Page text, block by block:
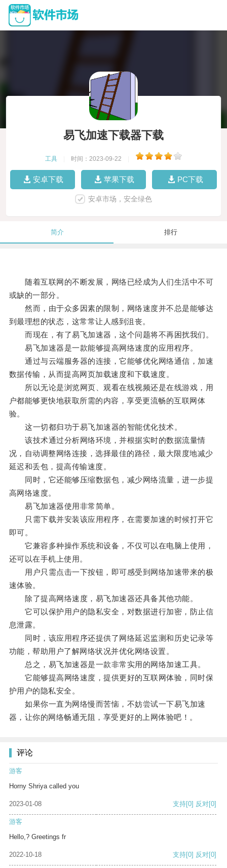
易飞加速下载器下载
工具 时间：2023-09-22
安卓下载 苹果下载 PC下载
安卓市场，安全绿色
简介 排行
随着互联网的不断发展，网络已经成为人们生活中不可
或缺的一部分。
然而，由于众多因素的限制，网络速度并不总是能够达
到最理想的状态，这常常让人感到沮丧。
而现在，有了易飞加速器，这个问题将不再困扰我们。
易飞加速器是一款能够提高网络速度的应用程序。
通过与云端服务器的连接，它能够优化网络通信，加速
数据传输，从而提高网页加载速度和下载速度。
所以无论是浏览网页、观看在线视频还是在线游戏，用
户都能够更快地获取所需的内容，享受更流畅的互联网体
验。
这一切都归功于易飞加速器的智能优化技术。
该技术通过分析网络环境，并根据实时的数据流量情
况，自动调整网络连接，选择最佳的路径，最大限度地减少
延迟和丢包，提高传输速度。
同时，它还能够压缩数据包，减少网络流量，进一步提
高网络速度。
易飞加速器使用非常简单。
只需下载并安装该应用程序，在需要加速的时候打开它
即可。
它兼容多种操作系统和设备，不仅可以在电脑上使用，
还可以在手机上使用。
用户只需点击一下按钮，即可感受到网络加速带来的极
速体验。
除了提高网络速度，易飞加速器还具备其他功能。
它可以保护用户的隐私安全，对数据进行加密，防止信
息泄露。
同时，该应用程序还提供了网络延迟监测和历史记录等
功能，帮助用户了解网络状况并优化网络设置。
总之，易飞加速器是一款非常实用的网络加速工具。
它能够提高网络速度，提供更好的互联网体验，同时保
护用户的隐私安全。
如果你一直为网络慢而苦恼，不妨尝试一下易飞加速
器，让你的网络畅通无阻，享受更好的上网体验吧！。
评论
游客
Horny Shriya called you
2023-01-08 支持[0] 反对[0]
游客
Hello,? Greetings fr
2022-10-18 支持[0] 反对[0]